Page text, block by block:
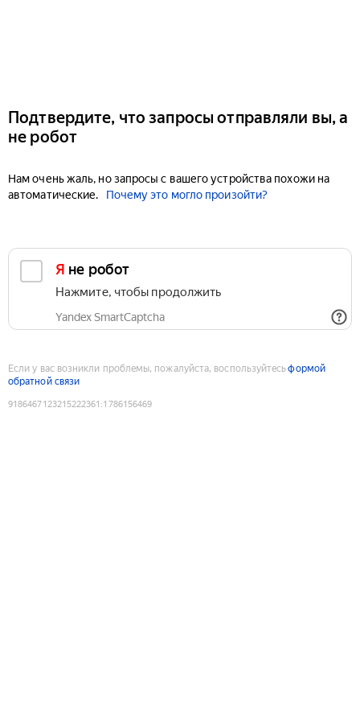
Подтвердите, что запросы отправляли вы, а
не робот
Нам очень жаль, но запросы с вашего устройства похожи на
автоматические.
Почему это могло произойти?
Я не робот
Нажмите, чтобы продолжить
Yandex SmartCaptcha
Если у вас возникли проблемы, пожалуйста, воспользуйтесьформой
обратной связи
9186467123215222361 :1786156469